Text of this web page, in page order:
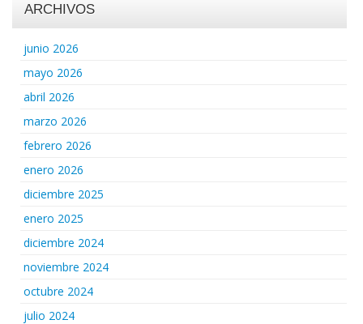
ARCHIVOS
junio 2026
mayo 2026
abril 2026
marzo 2026
febrero 2026
enero 2026
diciembre 2025
enero 2025
diciembre 2024
noviembre 2024
octubre 2024
julio 2024